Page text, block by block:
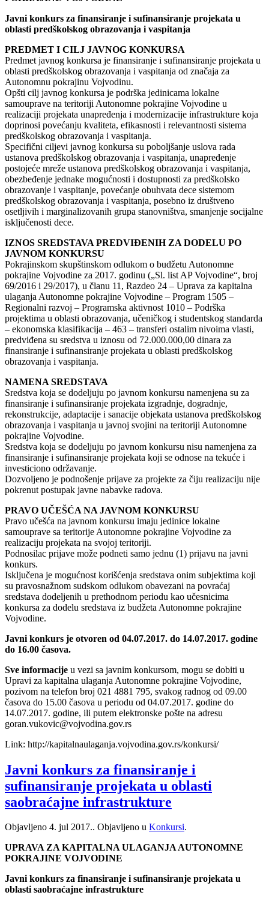
Javni konkurs za finansiranje i sufinansiranje projekata u
oblasti predškolskog obrazovanja i vaspitanja
PREDMET I CILJ JAVNOG KONKURSA
Predmet javnog konkursa je finansiranje i sufinansiranje projekata u
oblasti predškolskog obrazovanja i vaspitanja od značaja za
Autonomnu pokrajinu Vojvodinu.
Opšti cilj javnog konkursa je podrška jedinicama lokalne
samouprave na teritoriji Autonomne pokrajine Vojvodine u
realizaciji projekata unapređenja i modernizacije infrastrukture koja
doprinosi povećanju kvaliteta, efikasnosti i relevantnosti sistema
predškolskog obrazovanja i vaspitanja.
Specifični ciljevi javnog konkursa su poboljšanje uslova rada
ustanova predškolskog obrazovanja i vaspitanja, unapređenje
postojeće mreže ustanova predškolskog obrazovanja i vaspitanja,
obezbeđenje jednake mogućnosti i dostupnosti za predškolsko
obrazovanje i vaspitanje, povećanje obuhvata dece sistemom
predškolskog obrazovanja i vaspitanja, posebno iz društveno
osetljivih i marginalizovanih grupa stanovništva, smanjenje socijalne
isključenosti dece.
IZNOS SREDSTAVA PREDVIĐENIH ZA DODELU PO
JAVNOM KONKURSU
Pokrajinskom skupštinskom odlukom o budžetu Autonomne
pokrajine Vojvodine za 2017. godinu („Sl. list AP Vojvodine“, broj
69/2016 i 29/2017), u članu 11, Razdeo 24 – Uprava za kapitalna
ulaganja Autonomne pokrajine Vojvodine – Program 1505 –
Regionalni razvoj – Programska aktivnost 1010 – Podrška
projektima u oblasti obrazovanja, učeničkog i studentskog standarda
– ekonomska klasifikacija – 463 – transferi ostalim nivoima vlasti,
predviđena su sredstva u iznosu od 72.000.000,00 dinara za
finansiranje i sufinansiranje projekata u oblasti predškolskog
obrazovanja i vaspitanja.
NAMENA SREDSTAVA
Sredstva koja se dodeljuju po javnom konkursu namenjena su za
finansiranje i sufinansiranje projekata izgradnje, dogradnje,
rekonstrukcije, adaptacije i sanacije objekata ustanova predškolskog
obrazovanja i vaspitanja u javnoj svojini na teritoriji Autonomne
pokrajine Vojvodine.
Sredstva koja se dodeljuju po javnom konkursu nisu namenjena za
finansiranje i sufinansiranje projekata koji se odnose na tekuće i
investiciono održavanje.
Dozvoljeno je podnošenje prijave za projekte za čiju realizaciju nije
pokrenut postupak javne nabavke radova.
PRAVO UČEŠĆA NA JAVNOM KONKURSU
Pravo učešća na javnom konkursu imaju jedinice lokalne
samouprave sa teritorije Autonomne pokrajine Vojvodine za
realizaciju projekata na svojoj teritoriji.
Podnosilac prijave može podneti samo jednu (1) prijavu na javni
konkurs.
Isključena je mogućnost korišćenja sredstava onim subjektima koji
su pravosnažnom sudskom odlukom obavezani na povraćaj
sredstava dodeljenih u prethodnom periodu kao učesnicima
konkursa za dodelu sredstava iz budžeta Autonomne pokrajine
Vojvodine.
Javni konkurs je otvoren od 04.07.2017. do 14.07.2017. godine
do 16.00 časova.
Sve informacije u vezi sa javnim konkursom, mogu se dobiti u
Upravi za kapitalna ulaganja Autonomne pokrajine Vojvodine,
pozivom na telefon broj 021 4881 795, svakog radnog od 09.00
časova do 15.00 časova u periodu od 04.07.2017. godine do
14.07.2017. godine, ili putem elektronske pošte na adresu
goran.vukovic@vojvodina.gov.rs
Link: http://kapitalnaulaganja.vojvodina.gov.rs/konkursi/
Javni konkurs za finansiranje i
sufinansiranje projekata u oblasti
saobraćajne infrastrukture
Objavljeno 4. jul 2017.. Objavljeno u Konkursi.
UPRAVA ZA KAPITALNA ULAGANJA AUTONOMNE
POKRAJINE VOJVODINE
Javni konkurs za finansiranje i sufinansiranje projekata u
oblasti saobraćajne infrastrukture